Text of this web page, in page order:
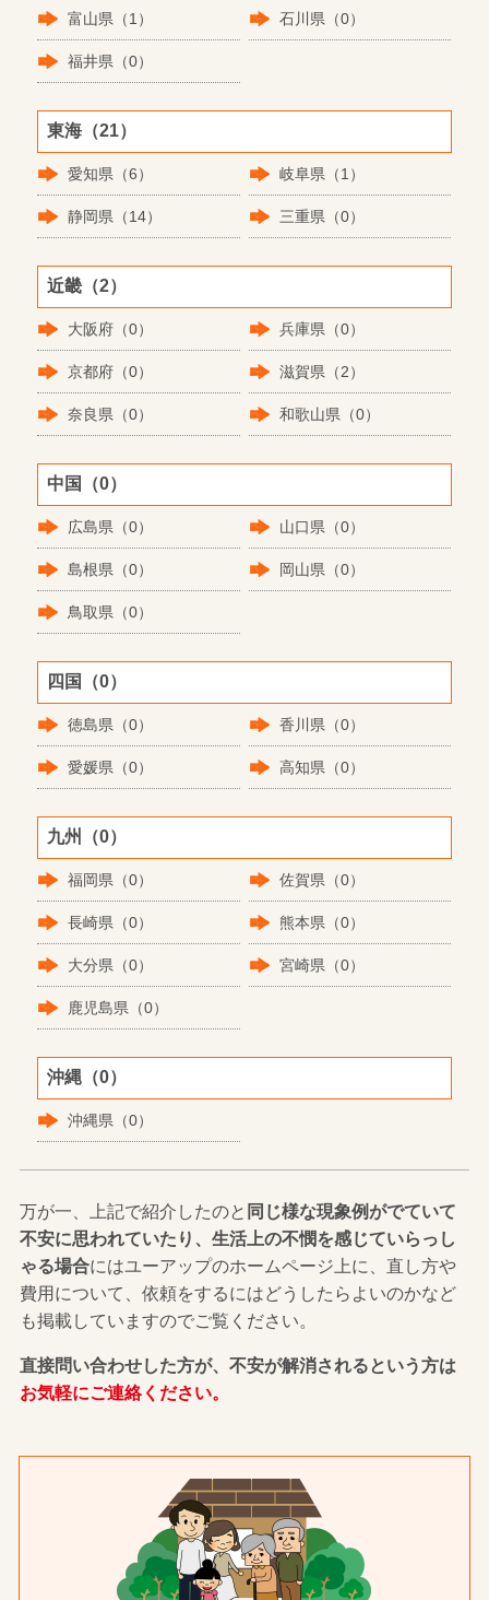
富山県（1） 石川県（0）
福井県（0）
東海（21）
愛知県（6） 岐阜県（1）
静岡県（14） 三重県（0）
近畿（2）
大阪府（0） 兵庫県（0）
京都府（0） 滋賀県（2）
奈良県（0） 和歌山県（0）
中国（0）
広島県（0） 山口県（0）
島根県（0） 岡山県（0）
鳥取県（0）
四国（0）
徳島県（0） 香川県（0）
愛媛県（0） 高知県（0）
九州（0）
福岡県（0） 佐賀県（0）
長崎県（0） 熊本県（0）
大分県（0） 宮崎県（0）
鹿児島県（0）
沖縄（0）
沖縄県（0）
万が一、上記で紹介したのと 同じ様な現象例がでていて
不安に思われていたり、生活上の不憫を感じていらっし
ゃる場合にはユーアップのホームページ上に、直し方や
費用について、依頼をするにはどうしたらよいのかなど
も掲載していますのでご覧ください。
直接問い合わせした方が、不安が解消されるという方は
お気軽にご連絡ください。